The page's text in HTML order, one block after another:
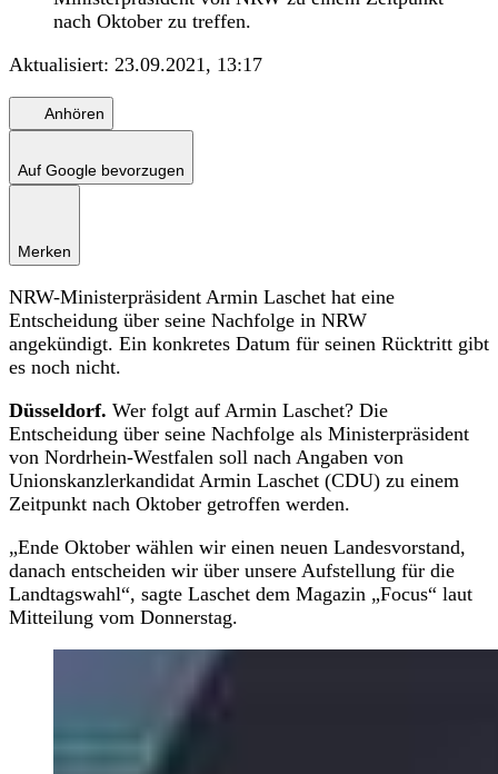
nach Oktober zu treffen.
Aktualisiert: 23.09.2021, 13:17
Anhören
Auf Google bevorzugen
Merken
NRW-Ministerpräsident Armin Laschet hat eine
Entscheidung über seine Nachfolge in NRW
angekündigt. Ein konkretes Datum für seinen Rücktritt gibt
es noch nicht.
Düsseldorf. Wer folgt auf Armin Laschet? Die
Entscheidung über seine Nachfolge als Ministerpräsident
von Nordrhein-Westfalen soll nach Angaben von
Unionskanzlerkandidat Armin Laschet (CDU) zu einem
Zeitpunkt nach Oktober getroffen werden.
„Ende Oktober wählen wir einen neuen Landesvorstand,
danach entscheiden wir über unsere Aufstellung für die
Landtagswahl“, sagte Laschet dem Magazin „Focus“ laut
Mitteilung vom Donnerstag.